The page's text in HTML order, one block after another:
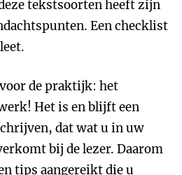
tekstsoorten heeft zijn
Een checklist
de praktijk: het
Het is en blijft een
dat wat u in uw
bij de lezer. Daarom
tips aangereikt die u